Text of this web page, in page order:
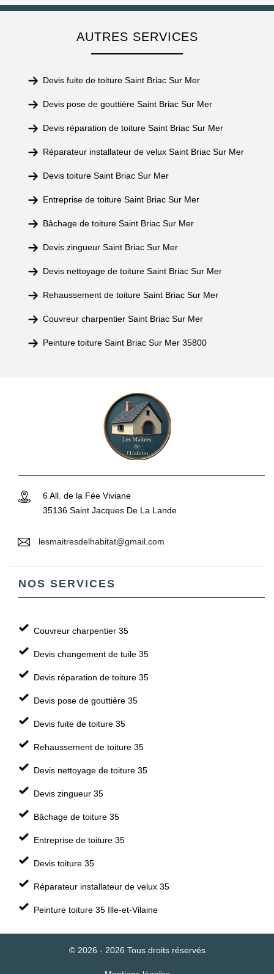
AUTRES SERVICES
Devis fuite de toiture Saint Briac Sur Mer
Devis pose de gouttière Saint Briac Sur Mer
Devis réparation de toiture Saint Briac Sur Mer
Réparateur installateur de velux Saint Briac Sur Mer
Devis toiture Saint Briac Sur Mer
Entreprise de toiture Saint Briac Sur Mer
Bâchage de toiture Saint Briac Sur Mer
Devis zingueur Saint Briac Sur Mer
Devis nettoyage de toiture Saint Briac Sur Mer
Rehaussement de toiture Saint Briac Sur Mer
Couvreur charpentier Saint Briac Sur Mer
Peinture toiture Saint Briac Sur Mer 35800
6 All. de la Fée Viviane
35136 Saint Jacques De La Lande
lesmaitresdelhabitat@gmail.com
NOS SERVICES
Couvreur charpentier 35
Devis changement de tuile 35
Devis réparation de toiture 35
Devis pose de gouttière 35
Devis fuite de toiture 35
Rehaussement de toiture 35
Devis nettoyage de toiture 35
Devis zingueur 35
Bâchage de toiture 35
Entreprise de toiture 35
Devis toiture 35
Réparateur installateur de velux 35
Peinture toiture 35 Ille-et-Vilaine
© 2026 - 2026 Tous droits réservés